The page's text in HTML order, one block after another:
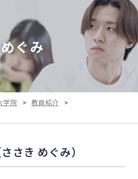
ぐみ
学院 > 教員紹介
>
さき めぐみ）